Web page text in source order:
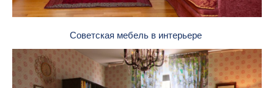
Советская мебель в интерьере